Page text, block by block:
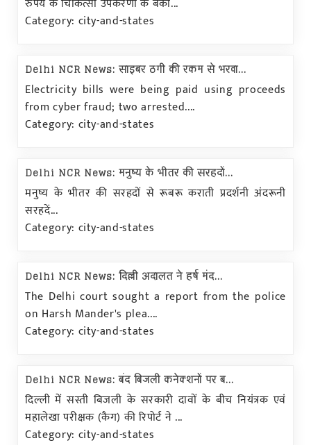
Category: city-and-states
Delhi NCR News: साइबर ठगी की रकम से भरवा...
Electricity bills were being paid using proceeds
from cyber fraud; two arrested....
Category: city-and-states
Delhi NCR News: मनुष्य के भीतर की सरहदों...
मनुष्य के भीतर की सरहदों से रूबरू कराती प्रदर्शनी अंदरूनी
सरहदें...
Category: city-and-states
Delhi NCR News: दिल्ली अदालत ने हर्ष मंद...
The Delhi court sought a report from the police
on Harsh Mander's plea....
Category: city-and-states
Delhi NCR News: बंद बिजली कनेक्शनों पर ब...
दिल्ली में सस्ती बिजली के सरकारी दावों के बीच नियंत्रक एवं
महालेखा परीक्षक (कैग) की रिपोर्ट ने ...
Category: city-and-states